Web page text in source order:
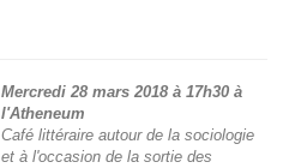
Mercredi 28 mars 2018 à 17h30 à
l'Atheneum
Café littéraire autour de la sociologie
et à l'occasion de la sortie des